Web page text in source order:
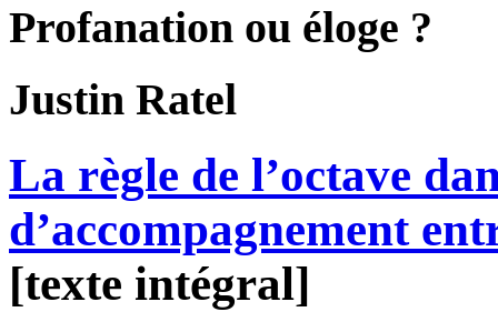
Profanation ou éloge ?
Justin Ratel
La règle de l’octave
d’accompagnement
[texte intégral]